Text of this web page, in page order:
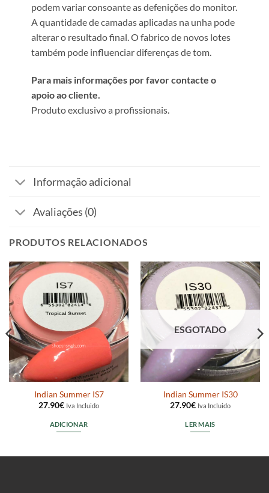
podem variar consoante as defenições do monitor.
A quantidade de camadas aplicadas na unha pode
alterar o resultado final. O fabrico de novos lotes
também pode influenciar diferenças de tom.
Para mais informações por favor contacte o
apoio ao cliente.
Produto exclusivo a profissionais.
Informação adicional
Avaliações (0)
PRODUTOS RELACIONADOS
Indian Summer IS7
27.90€ Iva Incluido
ADICIONAR
ESGOTADO
Indian Summer IS30
27.90€ Iva Incluido
LER MAIS